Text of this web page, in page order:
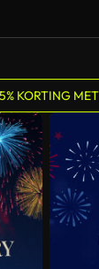
KORTING